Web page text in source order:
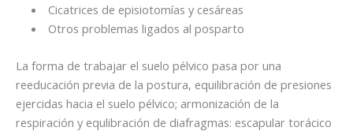
Cicatrices de episiotomías y cesáreas
Otros problemas ligados al posparto
La forma de trabajar el suelo pélvico pasa por una
reeducación previa de la postura, equilibración de presiones
ejercidas hacia el suelo pélvico; armonización de la
respiración y equlibración de diafragmas: escapular torácico